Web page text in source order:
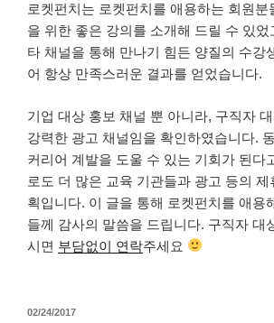
로켓펀치는 로켓펀치를 애용하는 회원분
을 위한 좋은 강의를 소개해 드릴 수 있었
타 채널을 통해 만나기 힘든 양질의 수강
어 항상 만족스러운 결과를 얻었습니다.
기업 대상 홍보 채널 뿐 아니라, 구직자
강력한 광고 채널임을 확인하였습니다.
커리어 계발을 도울 수 있는 기회가 된다
로도 더 많은 교육 기관들과 광고 등의 제
획입니다. 이 글을 통해 로켓펀치를 애용
들께 감사의 말씀을 드립니다. 구직자 대
시면 부담없이 연락주세요
작
02/24/2017